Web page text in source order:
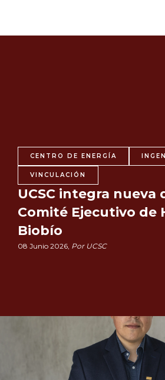
CENTRO DE ENERGÍA
VINCULACIÓN
UCSC integra nueva
Comité Ejecutivo de
Biobío
08 Junio 2026, Por UCSC